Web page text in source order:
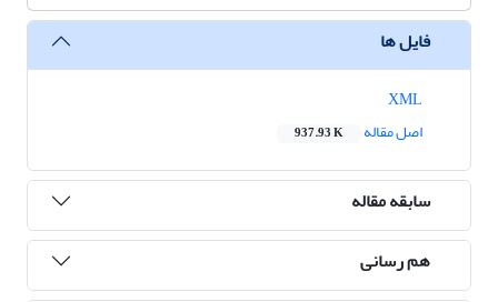
فایل ها
اصل مقاله
937.93 K
سابقه مقاله
هم رسانی